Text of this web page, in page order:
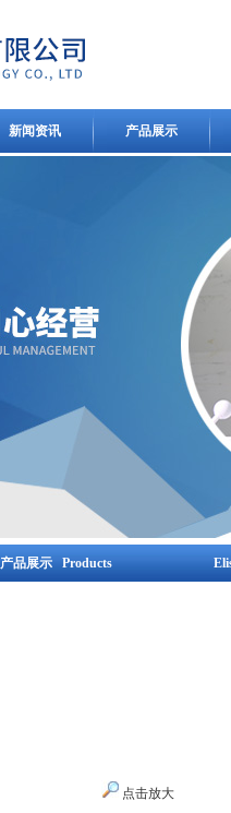
新闻资讯 产品展示
产品展示 Products
点击放大